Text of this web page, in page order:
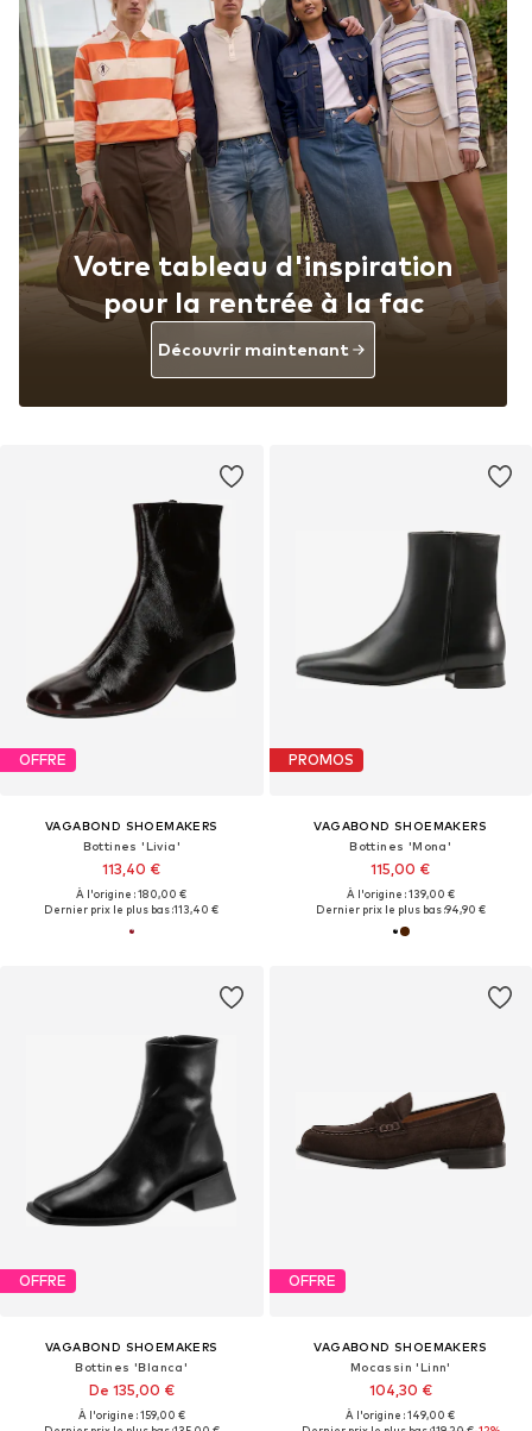
OFFRE
VAGABOND SHOEMAKERS
Bottines 'Livia'
113,40 €
À l'origine : 180,00 €
Dernier prix le plus bas :113,40 €
PROMOS
VAGABOND SHOEMAKERS
Bottines 'Mona'
115,00 €
À l'origine : 139,00 €
Dernier prix le plus bas :94,90 €
Votre tableau d'inspiration
pour la rentrée à la fac
Découvrir maintenant
OFFRE
VAGABOND SHOEMAKERS
Bottines 'Blanca'
De 135,00 €
À l'origine : 159,00 €
OFFRE
VAGABOND SHOEMAKERS
Mocassin 'Linn'
104,30 €
À l'origine : 149,00 €